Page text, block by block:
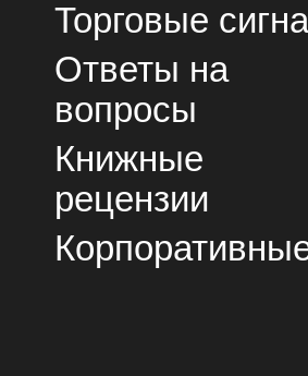
Торговые
Ответы на
вопросы
Книжные
рецензии